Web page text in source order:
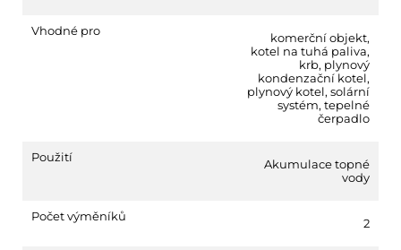
Vhodné pro komerční objekt,
kotel na tuhá paliva,
krb, plynový
kondenzační kotel,
plynový kotel, solární
systém, tepelné
čerpadlo
Použití
Akumulace topné
vody
Počet výměníků 2